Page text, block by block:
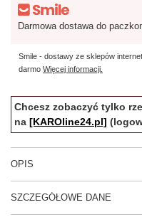
Darmowa dostawa do
Smile - dostawy ze sklepów
darmo Więcej informacji.
Chcesz zobaczyć tylko
na [KAROline24.pl]
OPIS
SZCZEGÓŁOWE DANE